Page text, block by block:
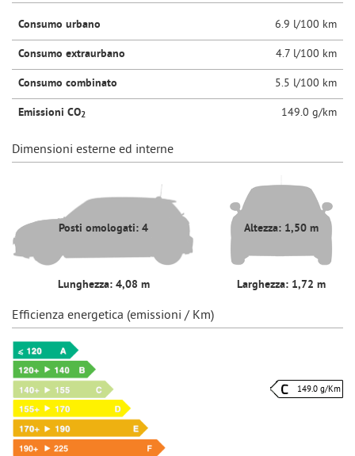
Consumo urbano 6.9 l/100 km
Consumo extraurbano 4.7 l/100 km
Consumo combinato 5.5 l/100 km
Emissioni CO2 149.0 g/km
Dimensioni esterne ed interne
Posti omologati: 4
Lunghezza: 4,08 m
Altezza: 1,50 m
Larghezza: 1,72 m
Efficienza energetica (emissioni / Km)
149.0 g/Km